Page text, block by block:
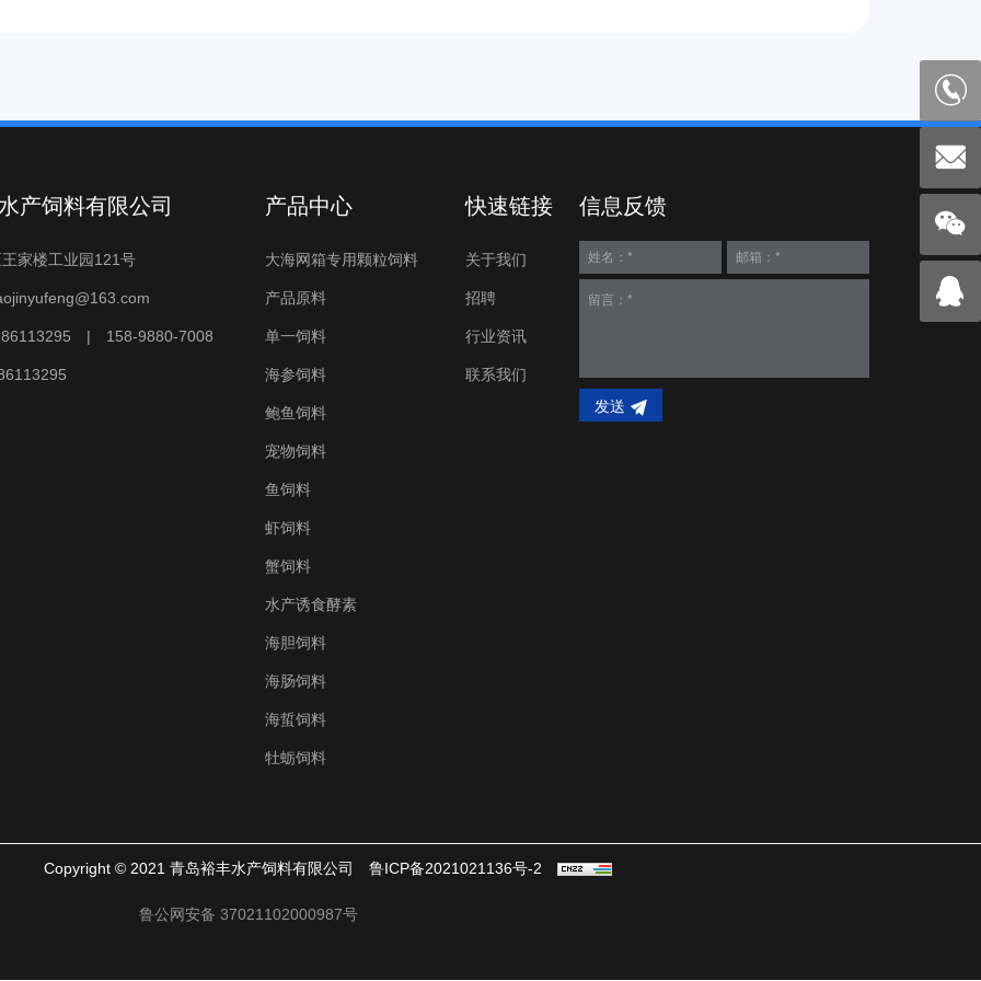
产饲料有限公司
家楼工业园121号
| 158-9880-7008
产品中心
大海网箱专用颗粒饲料
产品原料
单一饲料
海参饲料
鲍鱼饲料
宠物饲料
鱼饲料
虾饲料
蟹饲料
水产诱食酵素
海胆饲料
海肠饲料
海蜇饲料
牡蛎饲料
快速链接
关于我们
招聘
行业资讯
联系我们
信息反馈
发送
Copyright © 2021 青岛裕丰水产饲料有限公司 鲁ICP备2021021136号-2
鲁公网安备 37021102000987号